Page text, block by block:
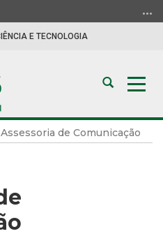
E TECNOLOGIA
Abrir
busca
Assessoria de Comunicação